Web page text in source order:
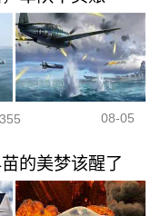
08-05
的美梦该醒了